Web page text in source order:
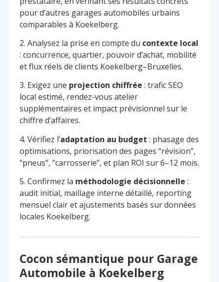
Contact
Appelez
pour d’autres garages automobiles urbains
comparables à Koekelberg.
2. Analysez la prise en compte du contexte local
: concurrence, quartier, pouvoir d’achat, mobilité
et flux réels de clients Koekelberg–Bruxelles.
3. Exigez une projection chiffrée : trafic SEO
local estimé, rendez-vous atelier
supplémentaires et impact prévisionnel sur le
chiffre d’affaires.
4. Vérifiez l’adaptation au budget : phasage des
optimisations, priorisation des pages “révision”,
“pneus”, “carrosserie”, et plan ROI sur 6–12 mois.
5. Confirmez la méthodologie décisionnelle :
audit initial, maillage interne détaillé, reporting
mensuel clair et ajustements basés sur données
locales Koekelberg.
Cocon sémantique pour Garage
Automobile à Koekelberg